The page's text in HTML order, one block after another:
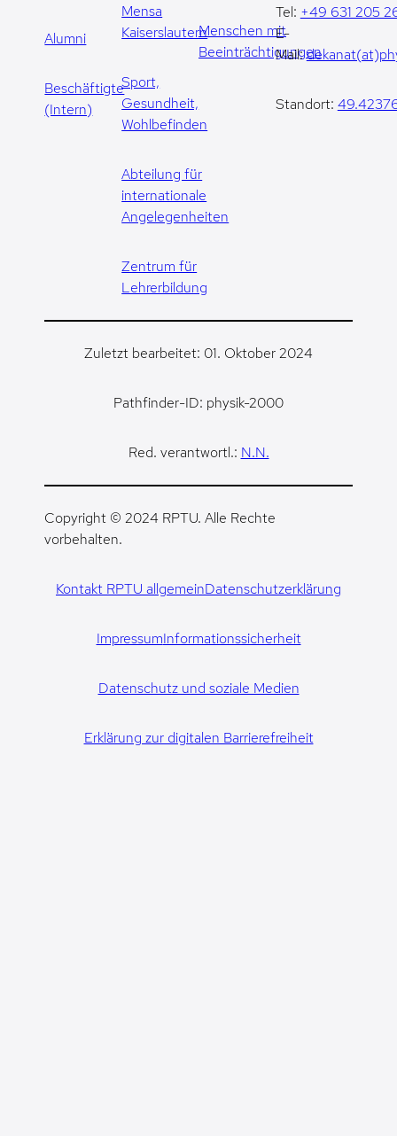
Alumni
Beschäftigte
(Intern)
Mensa
Kaiserslautern
Sport,
Gesundheit,
Wohlbefinden
Abteilung für
internationale
Angelegenheiten
Zentrum für
Lehrerbildung
Menschen mit
Beeinträchtigungen
Tel: +49 631 205
E-
Mail:
Standort:
Zuletzt bearbeitet: 01. Oktober 2024
Pathfinder-ID: physik-2000
Red. verantwortl.: N.N.
Copyright © 2024 RPTU. Alle Rechte
vorbehalten.
Kontakt RPTU allgemeinDatenschutzerklärung
ImpressumInformationssicherheit
Datenschutz und soziale Medien
Erklärung zur digitalen Barrierefreiheit